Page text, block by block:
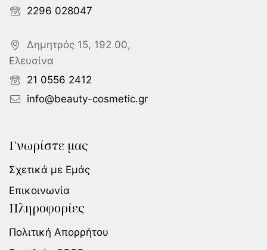
2296 028047
Δημητρός 15, 192 00,
Ελευσίνα
21 0556 2412
info@beauty-cosmetic.gr
Γνωρίστε μας
Σχετικά με Εμάς
Επικοινωνία
Πληροφορίες
Πολιτική Απορρήτου